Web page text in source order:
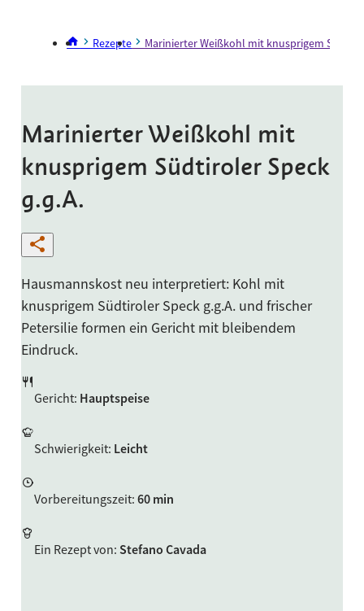
Rezepte Marinierter Weißkohl mit knusprigem
Marinierter Weißkohl mit
knusprigem Südtiroler Speck
g.g.A.
Hausmannskost neu interpretiert: Kohl mit
knusprigem Südtiroler Speck g.g.A. und frischer
Petersilie formen ein Gericht mit bleibendem
Eindruck.
Gericht: Hauptspeise
Schwierigkeit: Leicht
Vorbereitungszeit: 60 min
Ein Rezept von: Stefano Cavada